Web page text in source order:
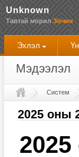
Unknown
Тавтай морил Зочин
Эхлэл
Мэдээлэл
ЭхлэлСистем
2025 оны